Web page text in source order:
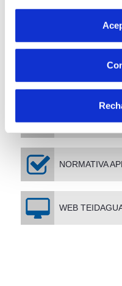
por tanto no se pueden
más información en
CONTRATOS
INFORMACIÓN
NORMATIVA
WEB